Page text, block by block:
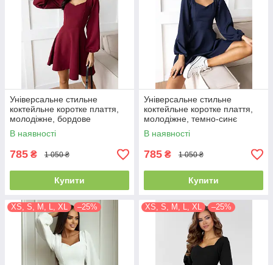
Універсальне стильне
коктейльне коротке плаття,
молодіжне, бордове
В наявності
785 ₴ 1 050 ₴
Купити
Універсальне стильне
коктейльне коротке плаття,
молодіжне, темно-синє
В наявності
785 ₴ 1 050 ₴
Купити
XS, S, M, L, XL –25% XS, S, M, L, XL –25%